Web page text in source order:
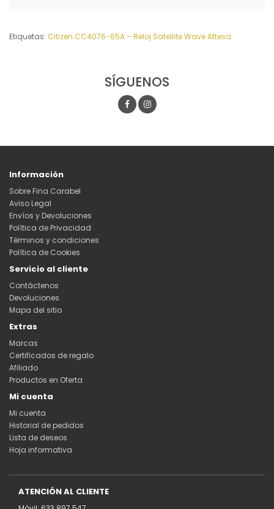
Etiquetas: Citizen CC4076-65A – Reloj Satellite Wave Attesa
SÍGUENOS
Información
Sobre Fina Carabel
Aviso Legal
Envíos y Devoluciones
Política de Privacidad
Términos y condiciones
Política de Cookies
Servicio al cliente
Contáctenos
Devoluciones
Mapa del sitio
Extras
Marcas
Certificados de regalo
Afiliado
Productos en Oferta
Mi cuenta
Mi cuenta
Historial de pedidos
Lista de deseos
Hoja informativa
ATENCIÓN AL CLIENTE